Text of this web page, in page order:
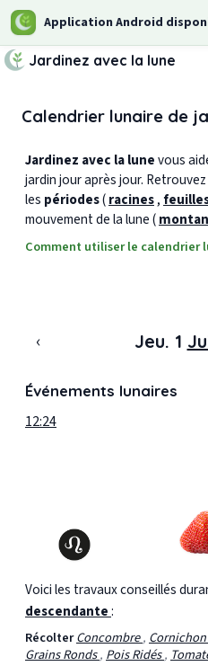
Application Android
Jardinez avec la lune
Calendrier lunaire de
Jardinez avec la lunevous
jardin jour après jour.
les périodes(racines,
mouvement de la lune (
Comment utiliser le calendrier
‹ Jeu. 1
Événements lunaires
12:24
Voici les travaux conseillés
descendante:
RécolterConcombre,Cornichon
Grains Ronds,Pois Ridés,